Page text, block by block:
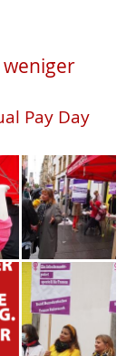
weniger
Pay Day